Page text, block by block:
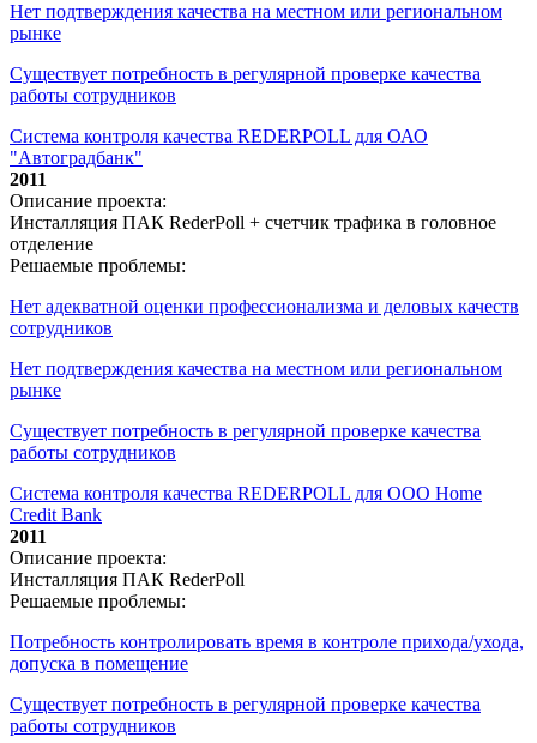
Нет подтверждения качества на местном или региональном
рынке
Существует потребность в регулярной проверке качества
работы сотрудников
Система контроля качества REDERPOLL для ОАО
"Автоградбанк"
2011
Описание проекта:
Инсталляция ПАК RederPoll + счетчик трафика в головное
отделение
Решаемые проблемы:
Нет адекватной оценки профессионализма и деловых качеств
сотрудников
Нет подтверждения качества на местном или региональном
рынке
Существует потребность в регулярной проверке качества
работы сотрудников
Система контроля качества REDERPOLL для ООО Home
Credit Bank
2011
Описание проекта:
Инсталляция ПАК RederPoll
Решаемые проблемы:
Потребность контролировать время в контроле прихода/ухода,
допуска в помещение
Существует потребность в регулярной проверке качества
работы сотрудников